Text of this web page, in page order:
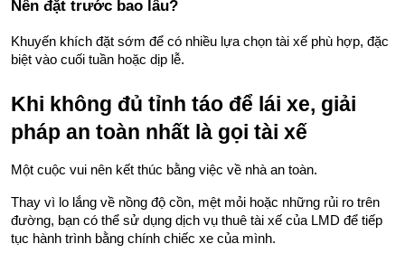
Nên đặt trước bao lâu?
Khuyến khích đặt sớm để có nhiều lựa chọn tài xế phù hợp, đặc
biệt vào cuối tuần hoặc dịp lễ.
Khi không đủ tỉnh táo để lái xe, giải
pháp an toàn nhất là gọi tài xế
Một cuộc vui nên kết thúc bằng việc về nhà an toàn.
Thay vì lo lắng về nồng độ cồn, mệt mỏi hoặc những rủi ro trên
đường, bạn có thể sử dụng dịch vụ thuê tài xế của LMD để tiếp
tục hành trình bằng chính chiếc xe của mình.